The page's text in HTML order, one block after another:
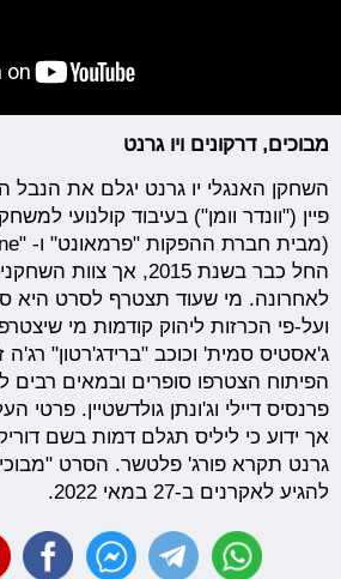
מבוכים, דרקונים ויו גרנט
השחקן האנגלי יו גרנט יגלם את הנבל
פיין ("וונדר וומן") בעיבוד קולנועי
החל כבר בשנת 2015, אך
לאחרונה. מי שעוד תצטרף לסרט היא
ועל-פי הכרזות ליהוק קודמות מי
ג'אסטיס סמית' וכוכב "ברידג'רטון" רג'ה
הפיתוח הצטרפו סופרים ובמאים רבים
פרנסיס דיילי וג'ונתן גולדשטיין. פרטי
אך ידוע כי ליליס תגלם דמות בשם
גרנט תקרא פורג' פלטשר. הסרט
להגיע לאקרנים ב-27 במאי 2022.